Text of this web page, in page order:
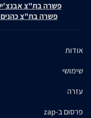
פשרה בת"צ אבנצ'יק נ'
פשרה בת"צ כהנים נ'
אודות
שימושי
עזרה
פרסום ב-zap